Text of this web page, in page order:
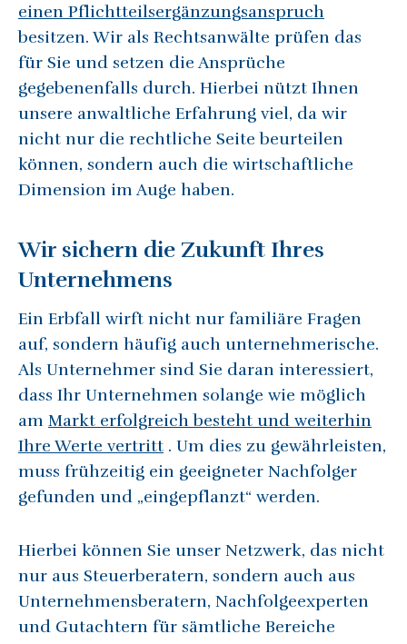
einen Pflichtteilsergänzungsanspruch
besitzen. Wir als Rechtsanwälte prüfen das
für Sie und setzen die Ansprüche
gegebenenfalls durch. Hierbei nützt Ihnen
unsere anwaltliche Erfahrung viel, da wir
nicht nur die rechtliche Seite beurteilen
können, sondern auch die wirtschaftliche
Dimension im Auge haben.
Wir sichern die Zukunft Ihres
Unternehmens
Ein Erbfall wirft nicht nur familiäre Fragen
auf, sondern häufig auch unternehmerische.
Als Unternehmer sind Sie daran interessiert,
dass Ihr Unternehmen solange wie möglich
am Markt erfolgreich besteht und weiterhin
Ihre Werte vertritt . Um dies zu gewährleisten,
muss frühzeitig ein geeigneter Nachfolger
gefunden und „eingepflanzt“ werden.
Hierbei können Sie unser Netzwerk, das nicht
nur aus Steuerberatern, sondern auch aus
Unternehmensberatern, Nachfolgeexperten
und Gutachtern für sämtliche Bereiche